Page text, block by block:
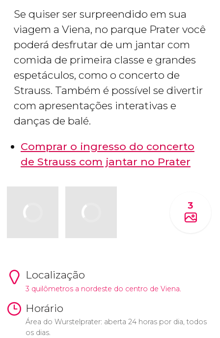
Se quiser ser surpreendido em sua
viagem a Viena, no parque Prater você
poderá desfrutar de um jantar com
comida de primeira classe e grandes
espetáculos, como o concerto de
Strauss. Também é possível se divertir
com apresentações interativas e
danças de balé.
Comprar o ingresso do concerto
de Strauss com jantar no Prater
3
Localização
3 quilômetros a nordeste do centro de Viena.
Horário
Área do Wurstelprater: aberta 24 horas por dia, todos
os dias.